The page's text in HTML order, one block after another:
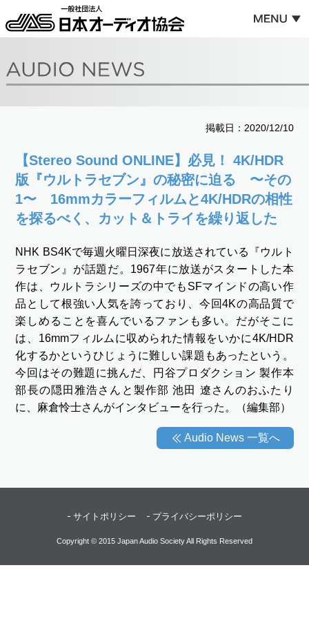
掲載日：2020/12/10
【Stereo Sound ONLINE】必見！ 4K/HDR
版『ウルトラセブン』の秘密に迫る 〜その
1〜 16mmカラーフィルムと4K/HDRの相性
を探るべく、カット＆トライを繰り返した
NHK BS4Kで毎週火曜日深夜に放送されている『ウルト
ラセブン』が話題だ。1967年に放送がスタートした本
作は、ウルトラシリーズの中でもSFマインドの高い作
品として根強い人気を誇っており、今回4Kの高品質で
楽しめることを喜んでいるファンも多い。だがそこに
は、16mmフィルムに収められた情報をいかに4K/HDR
化するかというひじょうに難しい課題もあったという。
今回はその難題に挑んだ、円谷プロダクション 製作本
部長の隠田雅浩さんと製作部 池田 遼さんのおふたり
に、麻倉怜士さんがインタビューを行った。（編集部）
Audio News 一覧へ
サイトポリシー プライバシーポリシー
Copyright © 2015 Japan Audio Society All Rights Reserved